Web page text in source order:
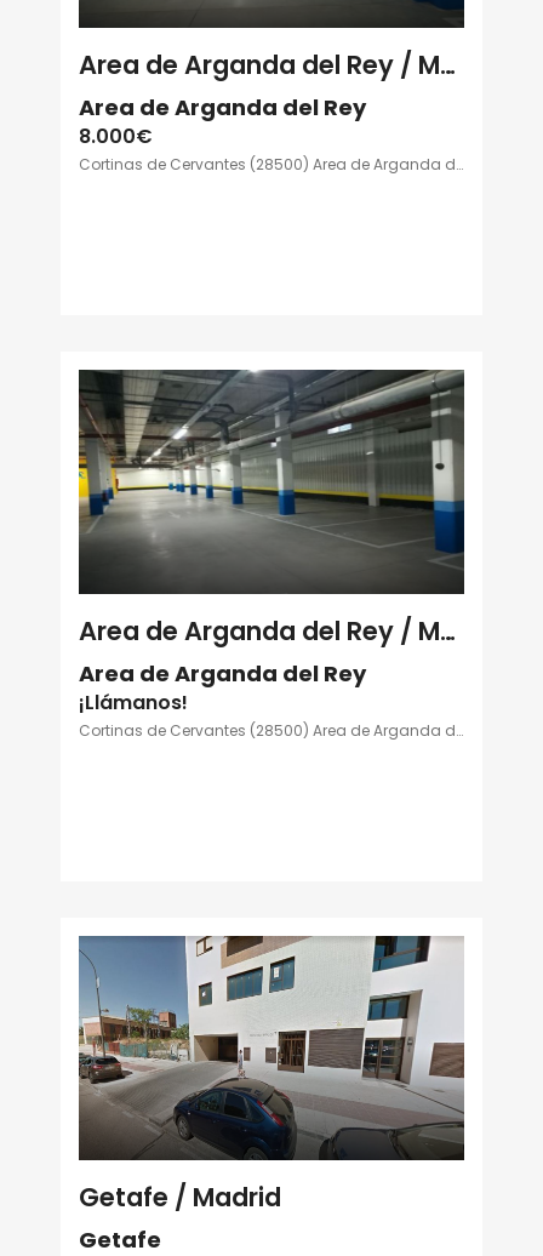
Area de Arganda del Rey / Madrid
Area de Arganda del Rey
8.000€
Cortinas de Cervantes (28500) Area de Arganda del Rey
Area de Arganda del Rey / Madrid
Area de Arganda del Rey
¡Llámanos!
Cortinas de Cervantes (28500) Area de Arganda del Rey
Getafe / Madrid
Getafe